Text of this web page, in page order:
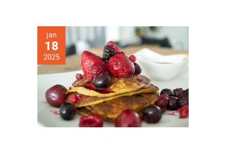
jan
18
2025